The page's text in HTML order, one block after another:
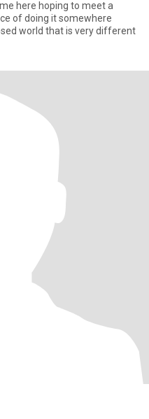
here hoping to meet a
of doing it somewhere
world that is very different